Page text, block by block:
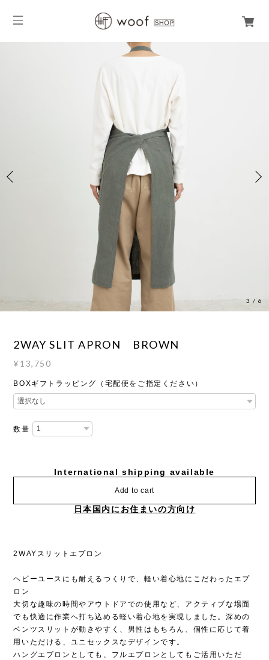
4 /6
2WAY SLIT APRON BROWN
¥13,750
BOXギフトラッピング（宅配便をご指定ください）
数量
International shipping available
Add to cart
日本国内にお住まいの方向け
2WAYスリットエプロン
ヘビーユースにも耐えるつくりで、軽い着心地にこだわったエプ
ロン
大切な趣味の時間やアウトドアでの使用など、アクティブな場面
でも快適に作業へ打ち込める軽い着心地を実現しました。深めの
ベンツスリットが動きやすく、男性はもちろん、個性に応じて着
用いただける、ユニセックスなデザインです。
ハングエプロンとしても、フルエプロンとしてもご活用いただ